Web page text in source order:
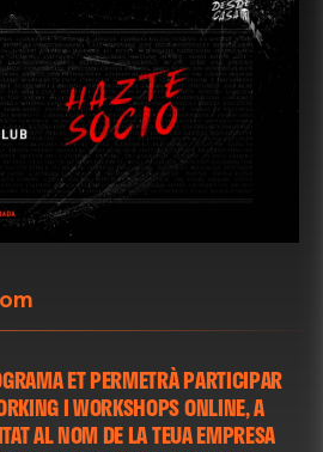
ET PERMETRÀ PARTICIPAR
I WORKSHOPS ONLINE, A
AL NOM DE LA TEUA EMPRESA